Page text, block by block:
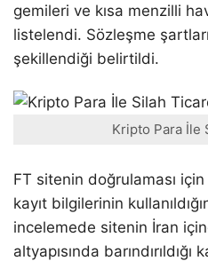
gemileri ve kısa menzilli
listelendi. Sözleşme
şekillendiği belirtildi.
Kripto Para İle
FT sitenin doğrulaması
kayıt bilgilerinin
incelemede sitenin İran
altyapısında